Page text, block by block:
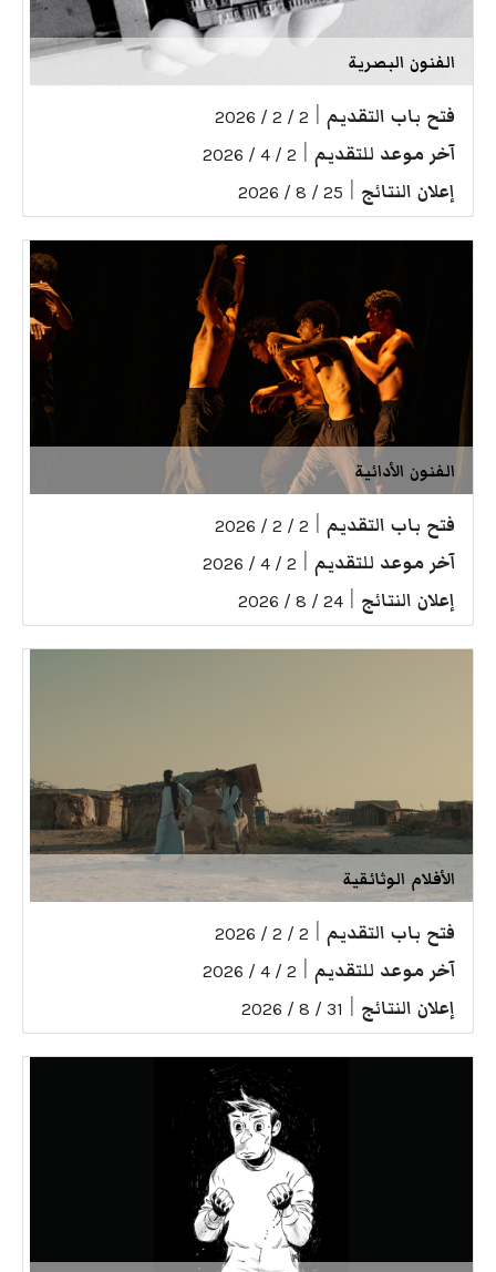
الفنون البصرية
فتح باب التقديم 2 / 2 / 2026
آخر موعد للتقديم 2 / 4 / 2026
إعلان النتائج 25 / 8 / 2026
الفنون الأدائية
فتح باب التقديم 2 / 2 / 2026
آخر موعد للتقديم 2 / 4 / 2026
إعلان النتائج 24 / 8 / 2026
الأفلام الوثائقية
فتح باب التقديم 2 / 2 / 2026
آخر موعد للتقديم 2 / 4 / 2026
إعلان النتائج 31 / 8 / 2026